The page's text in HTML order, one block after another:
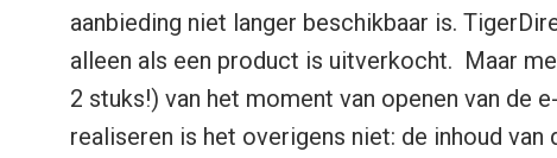
aanbieding niet langer beschikbaar is.
alleen als een product is uitverkocht. Maar
2 stuks!) van het moment van openen van de
realiseren is het overigens niet: de inhoud